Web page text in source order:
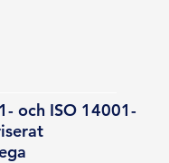
och ISO 14001-